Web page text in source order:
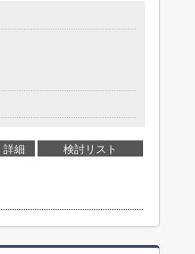
詳細 検討リスト